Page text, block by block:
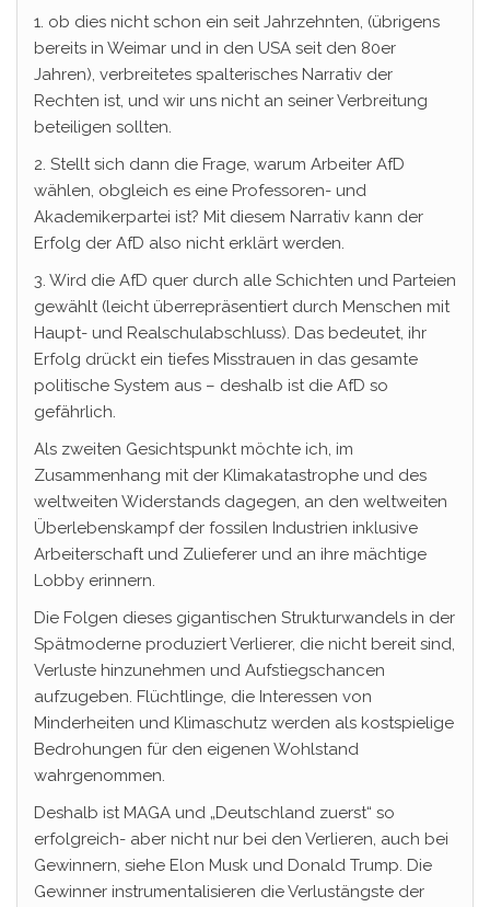
1. ob dies nicht schon ein seit Jahrzehnten, (übrigens
bereits in Weimar und in den USA seit den 80er
Jahren), verbreitetes spalterisches Narrativ der
Rechten ist, und wir uns nicht an seiner Verbreitung
beteiligen sollten.
2. Stellt sich dann die Frage, warum Arbeiter AfD
wählen, obgleich es eine Professoren- und
Akademikerpartei ist? Mit diesem Narrativ kann der
Erfolg der AfD also nicht erklärt werden.
3. Wird die AfD quer durch alle Schichten und Parteien
gewählt (leicht überrepräsentiert durch Menschen mit
Haupt- und Realschulabschluss). Das bedeutet, ihr
Erfolg drückt ein tiefes Misstrauen in das gesamte
politische System aus – deshalb ist die AfD so
gefährlich.
Als zweiten Gesichtspunkt möchte ich, im
Zusammenhang mit der Klimakatastrophe und des
weltweiten Widerstands dagegen, an den weltweiten
Überlebenskampf der fossilen Industrien inklusive
Arbeiterschaft und Zulieferer und an ihre mächtige
Lobby erinnern.
Die Folgen dieses gigantischen Strukturwandels in der
Spätmoderne produziert Verlierer, die nicht bereit sind,
Verluste hinzunehmen und Aufstiegschancen
aufzugeben. Flüchtlinge, die Interessen von
Minderheiten und Klimaschutz werden als kostspielige
Bedrohungen für den eigenen Wohlstand
wahrgenommen.
Deshalb ist MAGA und „Deutschland zuerst“ so
erfolgreich- aber nicht nur bei den Verlieren, auch bei
Gewinnern, siehe Elon Musk und Donald Trump. Die
Gewinner instrumentalisieren die Verlustängste der